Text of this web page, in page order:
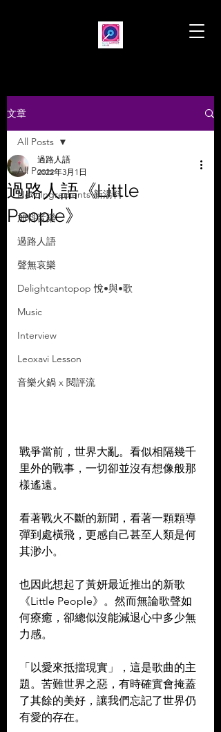
文章
All Posts
New Ingredients 新湯料
加料音樂
過路人語
聲無哀樂
Delightcantopop 悅•與•歌
Music
Interview
Leoxavi Lesson
音樂火鍋 x 閱評流
All Posts
過路人語《Little
People》
過路人語
2022年3月1日
戰爭當前，世界大亂。看似相隔幾千
里外的戰事，一切卻並沒有想像般那
樣遙遠。
看著戰火不斷的新聞，看著一顆顆導
彈到處橫飛，更感自己甚至人類是何
其渺小。
也因此想起了黃妍最近推出的新歌
《Little People》。然而無論歌聲如
何療癒，卻總似沒能減退心中多少無
力感。
「以愛來抵擋現實」，這是歌曲的主
題。苦難世界之惡，有時確實會掩蓋
了其餘的美好，讓我們忘記了世界仍
有愛的存在。